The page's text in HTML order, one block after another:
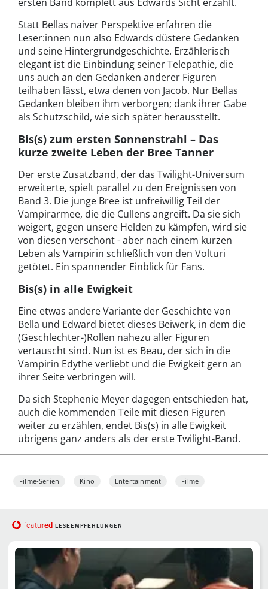
Statt Bellas naiver Perspektive erfahren die
Leser:innen nun also Edwards düstere Gedanken
und seine Hintergrundgeschichte. Erzählerisch
elegant ist die Einbindung seiner Telepathie, die
uns auch an den Gedanken anderer Figuren
teilhaben lässt, etwa denen von Jacob. Nur Bellas
Gedanken bleiben ihm verborgen; dank ihrer Gabe
als Schutzschild, wie sich später herausstellt.
Bis(s) zum ersten Sonnenstrahl – Das
kurze zweite Leben der Bree Tanner
Der erste Zusatzband, der das Twilight-Universum
erweiterte, spielt parallel zu den Ereignissen von
Band 3. Die junge Bree ist unfreiwillig Teil der
Vampirarmee, die die Cullens angreift. Da sie sich
weigert, gegen unsere Helden zu kämpfen, wird sie
von diesen verschont - aber nach einem kurzen
Leben als Vampirin schließlich von den Volturi
getötet. Ein spannender Einblick für Fans.
Bis(s) in alle Ewigkeit
Eine etwas andere Variante der Geschichte von
Bella und Edward bietet dieses Beiwerk, in dem die
(Geschlechter-)Rollen nahezu aller Figuren
vertauscht sind. Nun ist es Beau, der sich in die
Vampirin Edythe verliebt und die Ewigkeit gern an
ihrer Seite verbringen will.
Da sich Stephenie Meyer dagegen entschieden hat,
auch die kommenden Teile mit diesen Figuren
weiter zu erzählen, endet Bis(s) in alle Ewigkeit
übrigens ganz anders als der erste Twilight-Band.
Filme-Serien Kino Entertainment Filme
featured LESEEMPFEHLUNGEN